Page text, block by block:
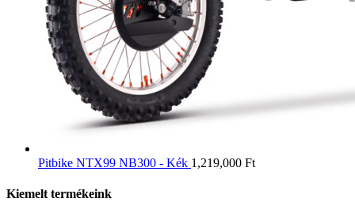
Pitbike NTX99 NB300 - Kék 1,219,000 Ft
Kiemelt termékeink